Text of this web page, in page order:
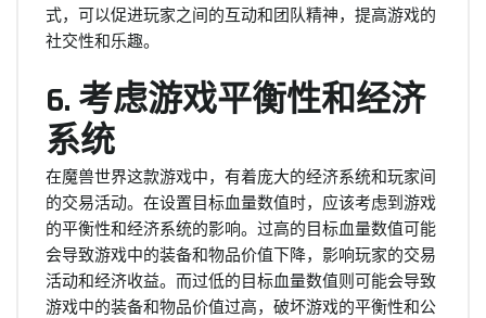
式，可以促进玩家之间的互动和团队精神，提高游戏的
社交性和乐趣。
6. 考虑游戏平衡性和经济
系统
在魔兽世界这款游戏中，有着庞大的经济系统和玩家间
的交易活动。在设置目标血量数值时，应该考虑到游戏
的平衡性和经济系统的影响。过高的目标血量数值可能
会导致游戏中的装备和物品价值下降，影响玩家的交易
活动和经济收益。而过低的目标血量数值则可能会导致
游戏中的装备和物品价值过高，破坏游戏的平衡性和公